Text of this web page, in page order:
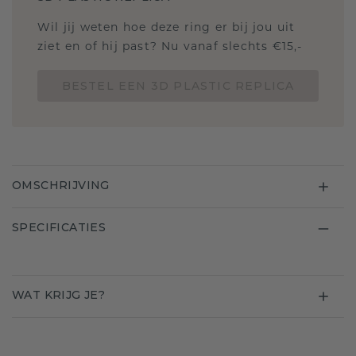
Wil jij weten hoe deze ring er bij jou uit
ziet en of hij past? Nu vanaf slechts €15,-
OMSCHRIJVING
SPECIFICATIES
WAT KRIJG JE?